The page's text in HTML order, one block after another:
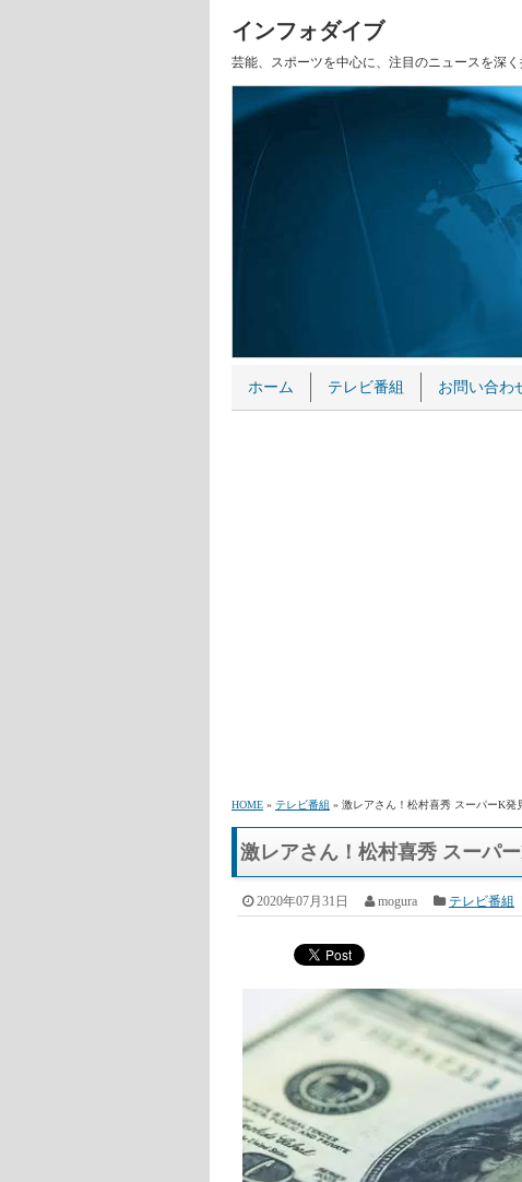
インフォダイブ
芸能、スポーツを中心に、注目のニュースを深
ホーム テレビ番組 お問い合わ
HOME » テレビ番組 » 激レアさん！松村喜秀 スーパーK発
激レアさん！松村喜秀 スーパ
2020年07月31日 mogura テレビ番組